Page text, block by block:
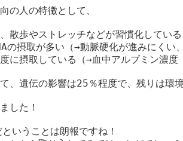
の人の特徴として、
散歩やストレッチなどが習慣化している
の摂取が多い（→動脈硬化が進みにくい
に摂取している（→血中アルブミン濃度
、遺伝の影響は25％程度で、残りは環境
した！
いうことは朗報ですね！